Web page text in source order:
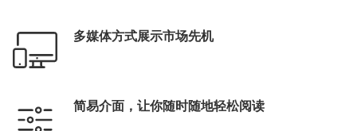
多媒体方式展示市场先机
简易介面，让你随时随地轻松阅读